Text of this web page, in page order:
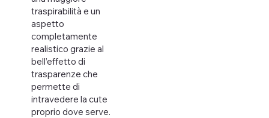
traspirabilità e un
aspetto
completamente
realistico grazie al
bell’effetto di
trasparenze che
permette di
intravedere la cute
proprio dove serve.